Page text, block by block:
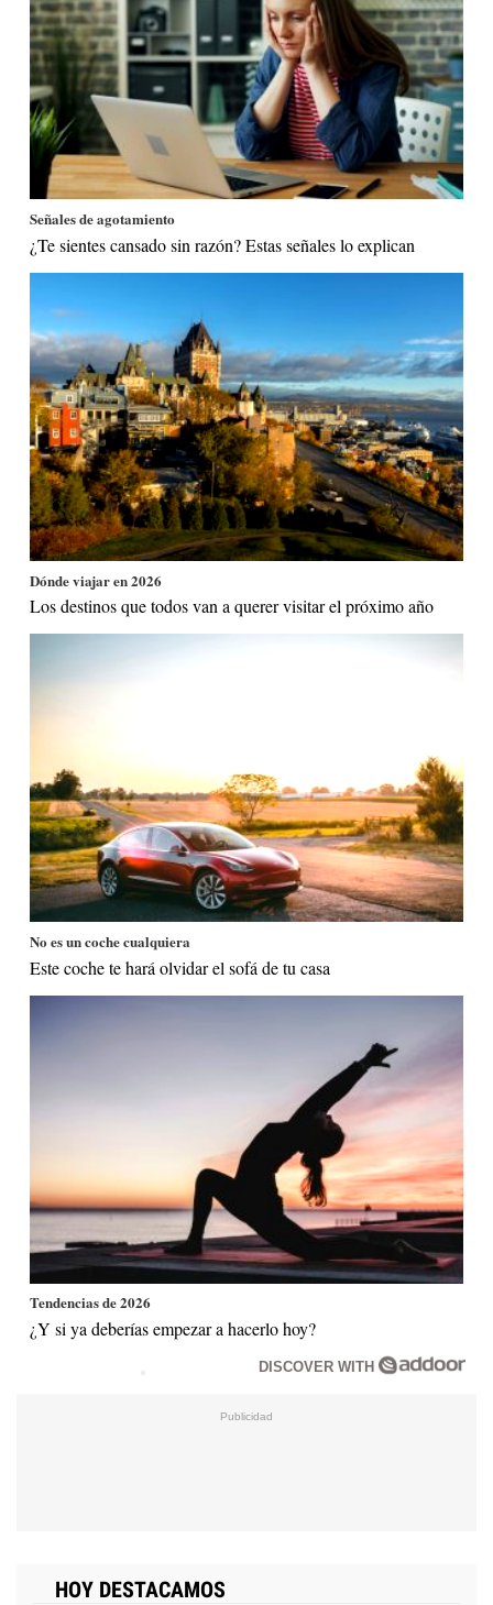
Señales de agotamiento
¿Te sientes cansado sin razón? Estas señales lo explican
Dónde viajar en 2026
Los destinos que todos van a querer visitar el próximo año
No es un coche cualquiera
Este coche te hará olvidar el sofá de tu casa
Tendencias de 2026
¿Y si ya deberías empezar a hacerlo hoy?
DISCOVER WITH
HOY DESTACAMOS